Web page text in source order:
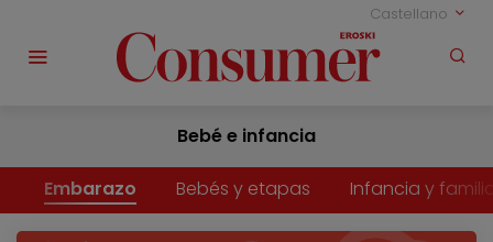
Castellano
Bebé e infancia
Embarazo Bebés y etapas Infancia y